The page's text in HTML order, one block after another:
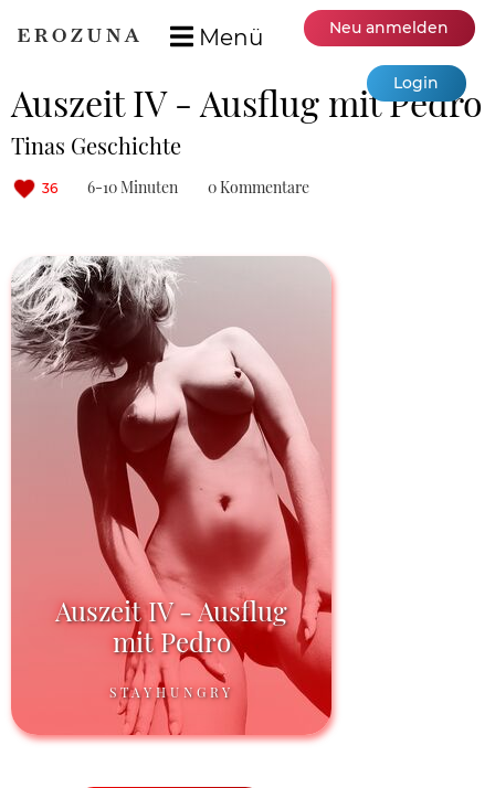
Menü Neu anmelden
Login
Auszeit IV - Ausflug mit Pedro
Tinas Geschichte
36 6-10 Minuten 0 Kommentare
Auszeit IV - Ausflug
mit Pedro
STAYHUNGRY